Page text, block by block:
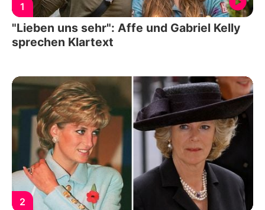
1
"Lieben uns sehr": Affe und Gabriel Kelly
sprechen Klartext
2